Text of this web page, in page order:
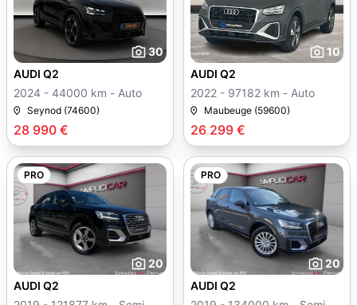
30
28 990 €
AUDI Q2
2024 - 44000 km - Auto
Seynod (74600)
10
26 299 €
AUDI Q2
2022 - 97182 km - Auto
Maubeuge (59600)
PRO
20
AUDI Q2
PRO
20
AUDI Q2